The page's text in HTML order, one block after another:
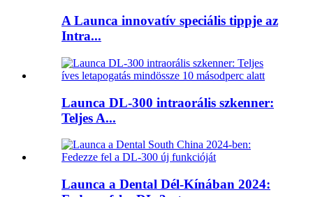
A Launca innovatív speciális tippje az
Intra...
Launca DL-300 intraorális szkenner:
Teljes A...
Launca a Dental Dél-Kínában 2024: